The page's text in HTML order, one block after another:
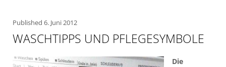
Published 6. Juni 2012
WASCHTIPPS UND PFLEGESYMBOLE
Die